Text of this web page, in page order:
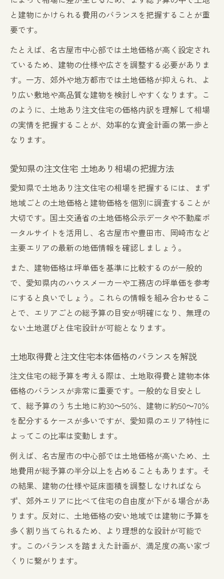
と建物にかけられる費用のバランスを把握することが重
要です。
たとえば、名古屋市中心部では土地価格が高く設定され
ているため、建物の仕様や広さを調整する必要がありま
す。一方、郊外や地方都市では土地価格が抑えられ、よ
り広い敷地や高品質な建物を検討しやすくなります。こ
のように、土地あり注文住宅の価格内訳を理解して相場
の実情を把握することが、効率的な資金計画の第一歩と
なります。
愛知県の注文住宅 土地あり相場の把握方法
愛知県で土地あり注文住宅の相場を把握するには、まず
地域ごとの土地価格と建物価格を個別に調査することが
大切です。国土交通省の土地価格公示データや不動産ポ
ータルサイトを活用し、名古屋市や豊田市、岡崎市など
主要エリアの最新の地価情報を確認しましょう。
また、建物価格は坪単価を基準に比較するのが一般的
で、愛知県内のハウスメーカーや工務店の坪単価を参考
にすると良いでしょう。これらの情報を組み合わせるこ
とで、エリアごとの総予算の目安が明確になり、無理の
ない土地選びと住宅設計が可能となります。
土地取得費と注文住宅本体価格のバランスを解説
注文住宅の総予算を考える際は、土地取得費と建物本体
価格のバランスが非常に重要です。一般的な目安とし
て、総予算のうち土地に約30～50％、建物に約50～70％
を配分するケースが多いですが、愛知県のエリア特性に
よってこの比率は変動します。
例えば、名古屋市の中心部では土地価格が高いため、土
地費用が総予算の半分以上を占めることもあります。そ
の結果、建物の仕様や延床面積を調整しなければなら
ず、郊外エリアに比べて住宅の自由度が下がる場合があ
ります。反対に、土地価格の安い地域では建物に予算を
多く割り当てられるため、より理想的な設計が可能で
す。このバランスを踏まえた計画が、満足度の高い家づ
くりに繋がります。